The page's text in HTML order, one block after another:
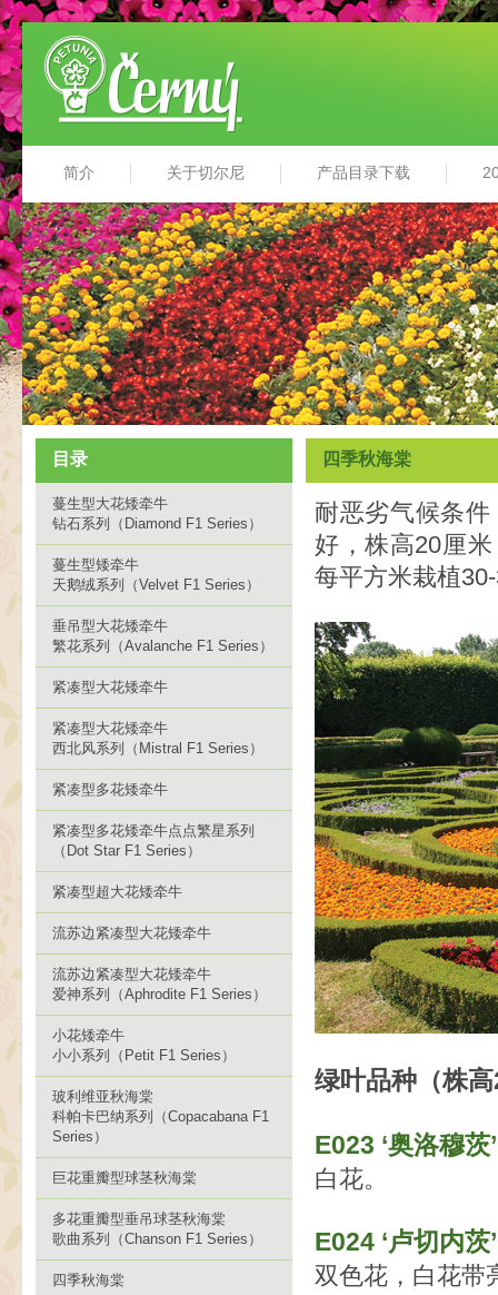
简介 关于切尔尼 产品目录下载
目录
蔓生型大花矮牵牛
钻石系列（Diamond F1 Series）
蔓生型矮牵牛
天鹅绒系列（Velvet F1 Series）
垂吊型大花矮牵牛
繁花系列（Avalanche F1 Series）
紧凑型大花矮牵牛
紧凑型大花矮牵牛
西北风系列（Mistral F1 Series）
紧凑型多花矮牵牛
紧凑型多花矮牵牛点点繁星系列
（Dot Star F1 Series）
紧凑型超大花矮牵牛
流苏边紧凑型大花矮牵牛
流苏边紧凑型大花矮牵牛
爱神系列（Aphrodite F1 Series）
小花矮牵牛
小小系列（Petit F1 Series）
玻利维亚秋海棠
科帕卡巴纳系列（Copacabana F1
Series）
巨花重瓣型球茎秋海棠
多花重瓣型垂吊球茎秋海棠
歌曲系列（Chanson F1 Series）
四季秋海棠
四季秋海棠
耐恶劣气候条
好，株高20厘
每平方米栽植
绿叶品种（株
E023 ‘奥洛穆
白花。
E024 ‘卢切内
双色花，白花带